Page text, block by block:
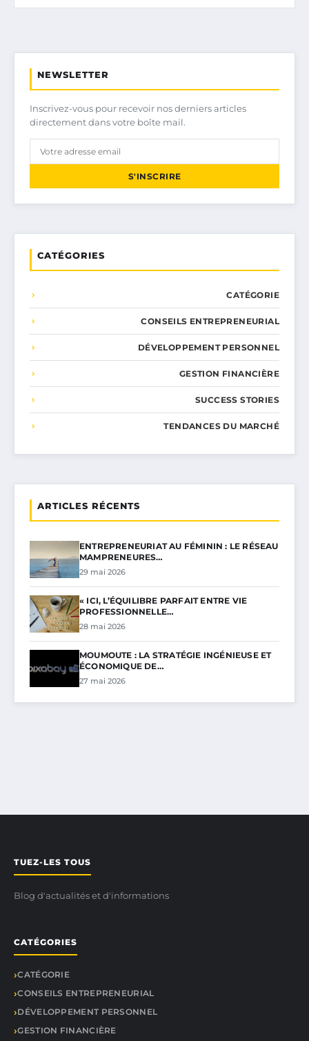
NEWSLETTER
Inscrivez-vous pour recevoir nos derniers articles
directement dans votre boîte mail.
S'INSCRIRE
CATÉGORIES
CATÉGORIE
CONSEILS ENTREPRENEURIAL
DÉVELOPPEMENT PERSONNEL
GESTION FINANCIÈRE
SUCCESS STORIES
TENDANCES DU MARCHÉ
ARTICLES RÉCENTS
ENTREPRENEURIAT AU FÉMININ : LE RÉSEAU
MAMPRENEURES…
29 mai 2026
« ICI, L’ÉQUILIBRE PARFAIT ENTRE VIE
PROFESSIONNELLE…
28 mai 2026
MOUMOUTE : LA STRATÉGIE INGÉNIEUSE ET
ÉCONOMIQUE DE…
27 mai 2026
TUEZ-LES TOUS
Blog d'actualités et d'informations
CATÉGORIES
CATÉGORIE
CONSEILS ENTREPRENEURIAL
DÉVELOPPEMENT PERSONNEL
GESTION FINANCIÈRE